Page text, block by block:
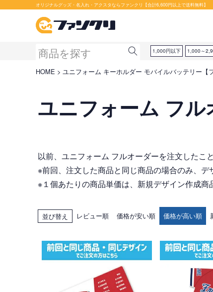
オリジナルグッズ・名入れ・アクスタならファンクリ【合計6,600円以上で送料無料】
1,000円以下 1,000～
HOME ユニフォーム キーホルダー モバイルバッテリー【
ユニフォーム フル
以前、ユニフォーム フルオーダーを注文したこ
※前回、注文した商品と同じ商品の場合のみ、デ
※１個あたりの商品単価は、新規デザイン作成商
並び替え レビュー順 価格が安い順 価格が高い順